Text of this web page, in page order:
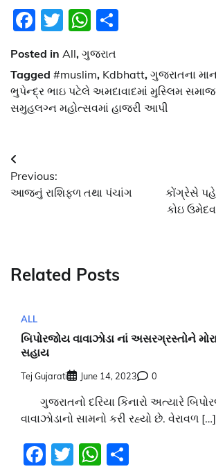
Facebook
TwitterWhatsApp
Posted in All, ગુજરાત
Tagged #muslim, Kdbhatt, ગુજરાતના
ભુપેન્દ્ર ભાઇ પટેલે અમદાવાદમાં મુસ્લિમ
સમુહલગ્ન મહોત્સવમાં હાજરી આપી
Post
navigation
Previous:
આજનું રાશિફળ તથા પંચાંગ
કોંગ્રેસે
કોઇ
Related Posts
ALL
બિપોરજોય વાવાઝોડા નાં અસરગ્રસ્તોને
સહાય
Tej Gujarati June 14, 2023 0
ગુજરાતનો દરિયા કિનારો અત્યારે
વાવાઝોડાનો સામનો કરી રહ્યો છે. વેરાવળ […]
Facebook
TwitterWhatsApp